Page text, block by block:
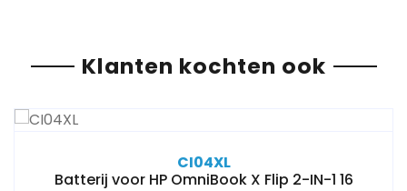
Klanten kochten ook
CI04XL
Batterij voor HP OmniBook X Flip 2-IN-1 16